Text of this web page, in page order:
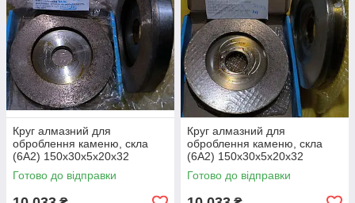
Круг алмазний для
оброблення каменю, скла
(6А2) 150х30х5х20х32
400/315
Готово до відправки
Круг алмазний для
оброблення каменю, скла
(6А2) 150х30х5х20х32
500/400
Готово до відправки